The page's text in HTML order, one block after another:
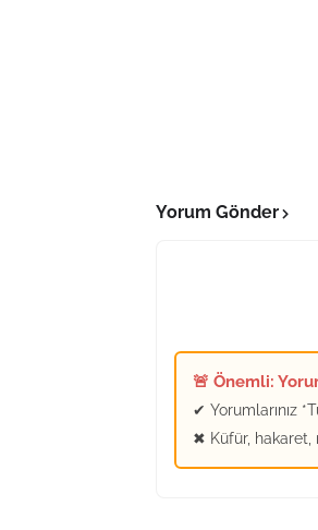
Yorum Gönder
🚨 Önemli:
✔ Yorumlarınız
✖ Küfür, hakaret,